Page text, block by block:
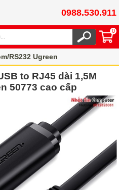
0988.530.911
0
RS232 Ugreen
to RJ45 dài 1,5M
50773 cao cấp